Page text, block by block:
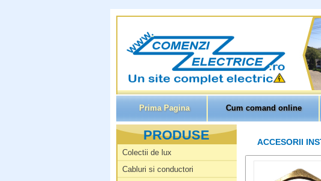
Prima Pagina Cum comand online
PRODUSE
Colectii de lux
Cabluri si conductori
ACCESORII